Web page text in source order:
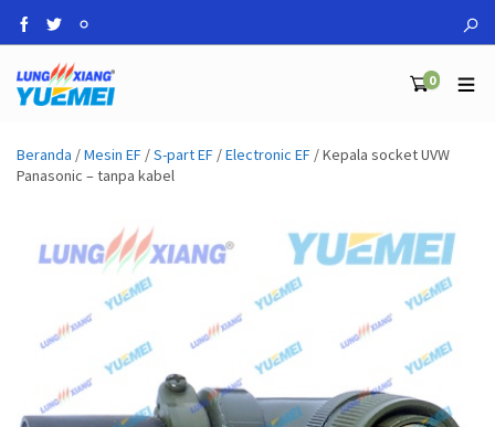
0
Beranda /Mesin EF /S-part EF /Electronic EF / Kepala socket UVW
Panasonic – tanpa kabel